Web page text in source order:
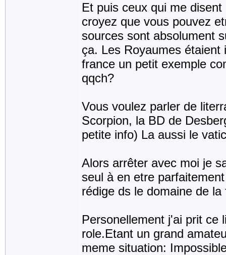
Et puis ceux qui me
croyez que vous pouvez
sources sont absolument
ça. Les Royaumes
france un petit exemple
qqch?
Vous voulez parler de
Scorpion, la BD de
petite info) La aussi le
Alors arrêter avec moi je
seul à en etre
rédige ds le domaine de
Personellement j'ai prit ce
role.Etant un grand
meme situation: